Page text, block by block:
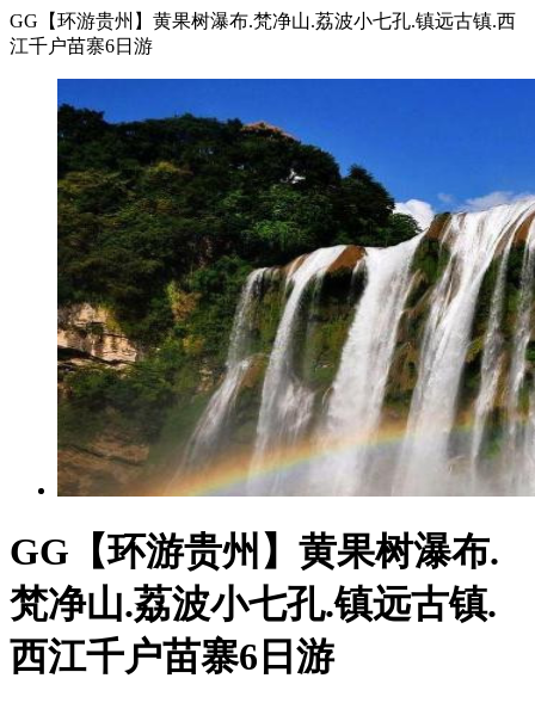
GG【环游贵州】黄果树瀑布.梵净山.荔波小七孔.镇远古镇.西
江千户苗寨6日游
GG【环游贵州】黄果树瀑布.
梵净山.荔波小七孔.镇远古镇.
西江千户苗寨6日游